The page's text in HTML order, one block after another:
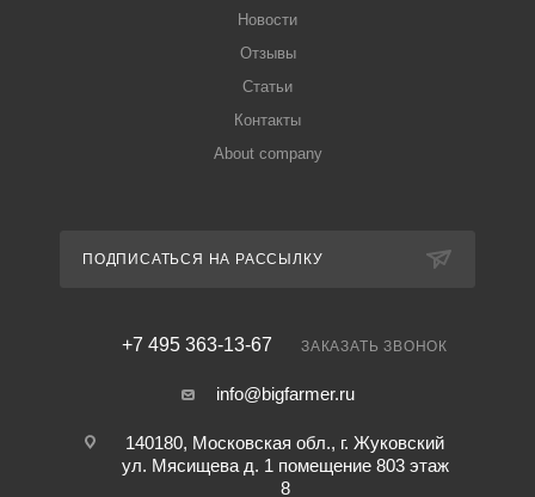
Новости
Отзывы
Статьи
Контакты
About company
ПОДПИСАТЬСЯ НА РАССЫЛКУ
+7 495 363-13-67 ЗАКАЗАТЬ ЗВОНОК
info@bigfarmer.ru
140180, Московская обл., г. Жуковский
ул. Мясищева д. 1 помещение 803 этаж
8